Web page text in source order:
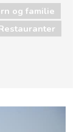
og familie